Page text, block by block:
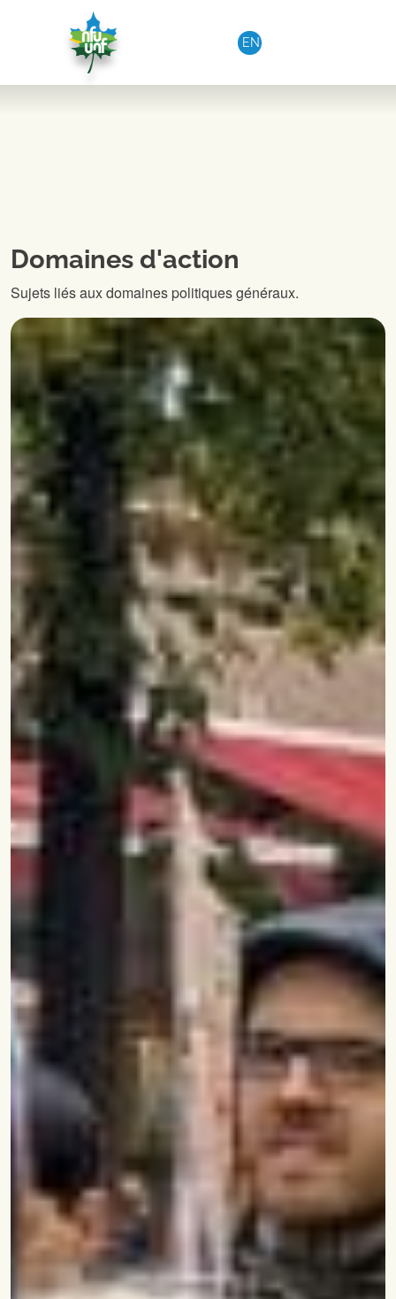
Aller au contenu
EN
Domaines d'action
Sujets liés aux domaines politiques généraux.